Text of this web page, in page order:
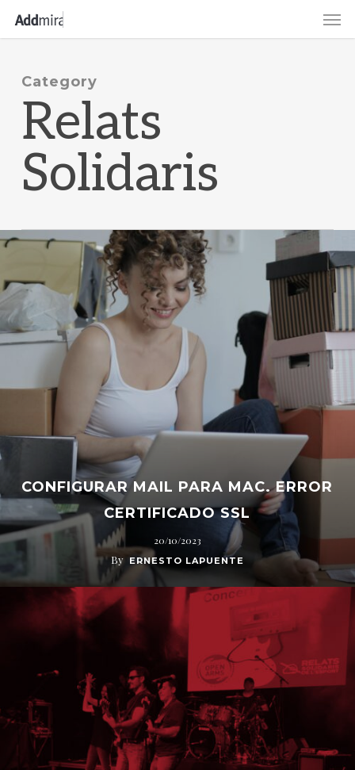
main
Category
Relats
Solidaris
CONFIGURAR MAIL PARA MAC. ERROR
CERTIFICADO SSL
20/10/2023
By ERNESTO LAPUENTE